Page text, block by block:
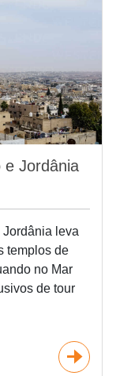
e Jordânia
Jordânia leva
templos de
no Mar
de tour